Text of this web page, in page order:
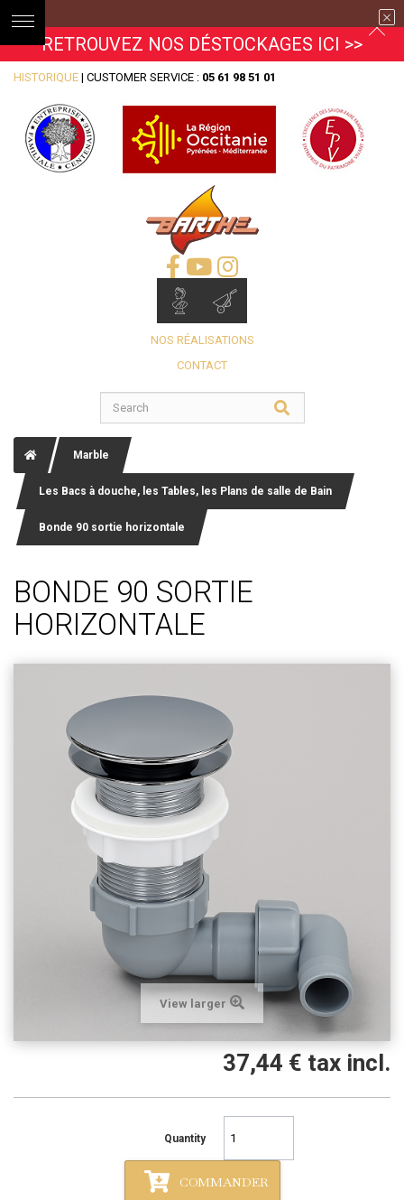
RETROUVEZ NOS DÉSTOCKAGES ICI >>
HISTORIQUE | CUSTOMER SERVICE : 05 61 98 51 01
NOS RÉALISATIONS
CONTACT
Marble
Les Bacs à douche, les Tables, les Plans de salle de Bain
Bonde 90 sortie horizontale
BONDE 90 SORTIE
HORIZONTALE
View larger
37,44 € tax incl.
Quantity
COMMANDER